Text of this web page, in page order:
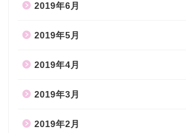
2019年6月
2019年5月
2019年4月
2019年3月
2019年2月